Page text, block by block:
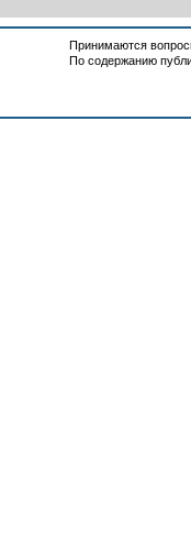
Принимаются
По содержанию